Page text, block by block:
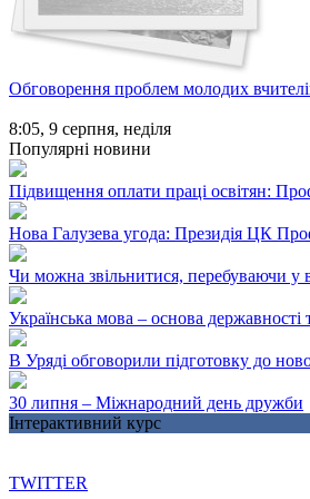
Обговорення проблем молодих
8:05, 9 серпня, неділя
Популярні новини
Підвищення оплати праці освітян:
Нова Галузева угода: Президія ЦК
Чи можна звільнитися, перебуваючи у
Українська мова – основа державності
В Уряді обговорили підготовку до
30 липня – Міжнародний день дружби
Інтерактивний курс
TWITTER